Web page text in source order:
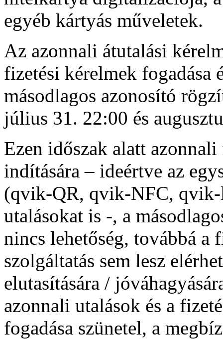
egyéb kártyás műveletek.
Az azonnali átutalási
fizetési kérelmek fogadása
másodlagos azonosító
július 31. 22:00 és
Ezen időszak alatt
indítására – ideértve az
(qvik-QR, qvik-NFC,
utalásokat is -, a
nincs lehetőség, továbbá
szolgáltatás sem lesz
elutasítására /
azonnali utalások és a
fogadása szünetel, a